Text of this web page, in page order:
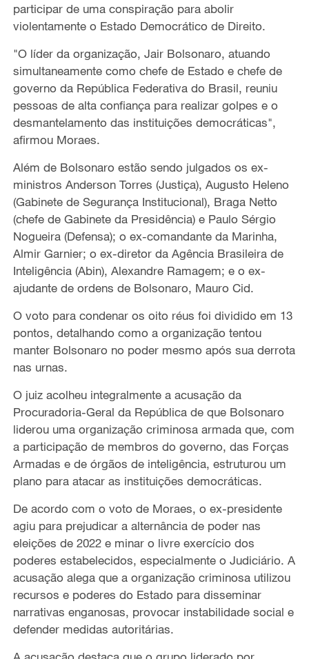
participar de uma conspiração para abolir
violentamente o Estado Democrático de Direito.
"O líder da organização, Jair Bolsonaro, atuando
simultaneamente como chefe de Estado e chefe de
governo da República Federativa do Brasil, reuniu
pessoas de alta confiança para realizar golpes e o
desmantelamento das instituições democráticas",
afirmou Moraes.
Além de Bolsonaro estão sendo julgados os ex-
ministros Anderson Torres (Justiça), Augusto Heleno
(Gabinete de Segurança Institucional), Braga Netto
(chefe de Gabinete da Presidência) e Paulo Sérgio
Nogueira (Defensa); o ex-comandante da Marinha,
Almir Garnier; o ex-diretor da Agência Brasileira de
Inteligência (Abin), Alexandre Ramagem; e o ex-
ajudante de ordens de Bolsonaro, Mauro Cid.
O voto para condenar os oito réus foi dividido em 13
pontos, detalhando como a organização tentou
manter Bolsonaro no poder mesmo após sua derrota
nas urnas.
O juiz acolheu integralmente a acusação da
Procuradoria-Geral da República de que Bolsonaro
liderou uma organização criminosa armada que, com
a participação de membros do governo, das Forças
Armadas e de órgãos de inteligência, estruturou um
plano para atacar as instituições democráticas.
De acordo com o voto de Moraes, o ex-presidente
agiu para prejudicar a alternância de poder nas
eleições de 2022 e minar o livre exercício dos
poderes estabelecidos, especialmente o Judiciário. A
acusação alega que a organização criminosa utilizou
recursos e poderes do Estado para disseminar
narrativas enganosas, provocar instabilidade social e
defender medidas autoritárias.